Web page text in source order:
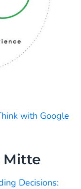
with Google
Mitte
Decisions: